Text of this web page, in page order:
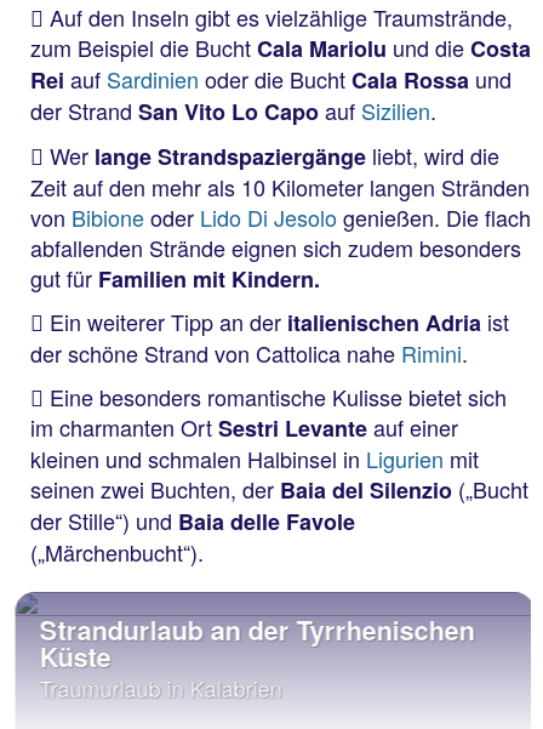
Auf den Inseln gibt es vielzählige Traumstrände,
zum Beispiel die BuchtCala Mariolu und dieCosta
Rei auf Sardinien oder die BuchtCala Rossa und
der Strand San Vito Lo Capoauf Sizilien.
Wer lange Strandspaziergänge liebt, wird die
Zeit auf den mehr als 10 Kilometer langen Stränden
von Bibioneoder Lido Di Jesologenießen. Die flach
abfallenden Strände eignen sich zudem besonders
gut für Familien mit Kindern.
Ein weiterer Tipp an der italienischen Adria ist
der schöne Strand von Cattolica nahe Rimini.
Eine besonders romantische Kulisse bietet sich
im charmanten OrtSestri Levanteauf einer
kleinen und schmalen Halbinsel in Ligurien mit
seinen zwei Buchten, der Baia del Silenzio („Bucht
der Stille“) und Baia delle Favole
(„Märchenbucht“).
Strandurlaub an der Tyrrhenischen
Küste
Traumurlaub in Kalabrien